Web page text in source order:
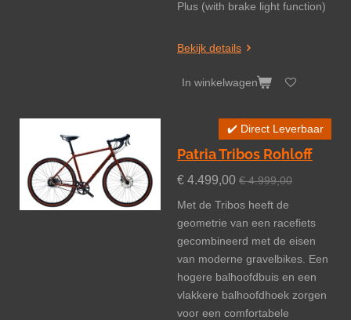
Plus (with brake light function)
Bekijk details
In winkelwagen
✔️ Direct Leverbaar
Patria Tribos Rohloff
€ 4.499,00 € 4.999,00
Met de Tribos heeft de
geometrie van een racefiets
gecombineerd met de eisen
van moderne gravelbikes. Een
hogere balhoofdbuis en een
vlakkere balhoofdhoek zorgen
voor een comfortabele